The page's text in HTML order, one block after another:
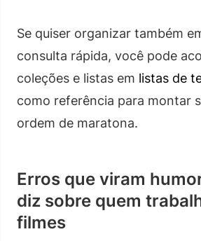
Se quiser organizar também
consulta rápida, você pode
coleções e listas em listas de
como referência para montar
ordem de maratona.
Erros que viram
diz sobre quem
filmes